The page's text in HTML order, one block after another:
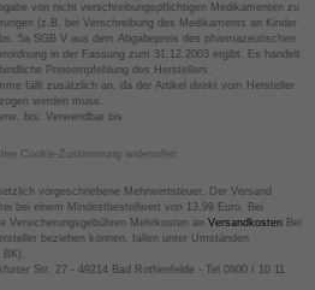
von nicht verschreibungspflichtigen Medikamenten zu
(z.B. bei Verschreibung des Medikaments an Kinder
5a SGB V aus dem Abgabepreis des pharmazeutischen
in der Fassung zum 31.12.2003 ergibt. Es handelt
Preisempfehlung des Herstellers.
fällt zusätzlich an, da der Artikel direkt vom Hersteller
werden muss.
bis: Verwendbar bis.
Cookie-Zustimmung widerrufen
vorgeschriebene Mehrwertsteuer. Der Versand
bei einem Mindestbestellwert von 13,99 Euro. Bei
Versicherungsgebühren Mehrkosten an VersandkostenBei
beziehen können, fallen unter Umständen
BK).
Str. 27 - 49214 Bad Rothenfelde - Tel 0800 / 10 11